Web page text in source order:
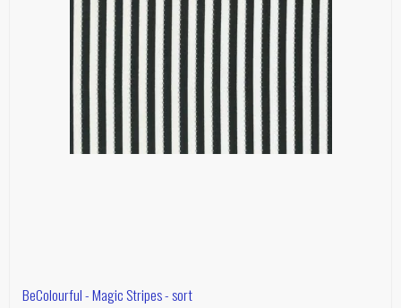
BeColourful - Magic Stripes - sort